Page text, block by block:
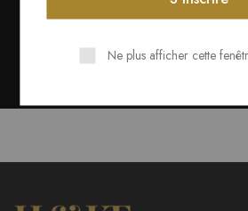
Ne plus afficher cette